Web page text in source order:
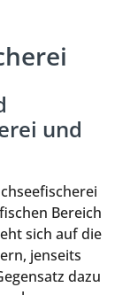
und
Bereich
sich auf die
jenseits
dazu